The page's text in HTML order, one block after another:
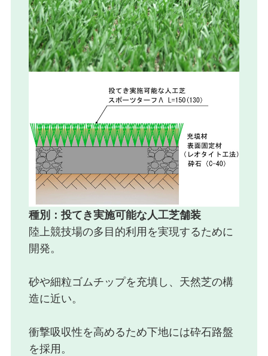
種別：投てき実施可能な人工芝舗装
陸上競技場の多目的利用を実現するために
開発。
砂や細粒ゴムチップを充填し、天然芝の構
造に近い。
衝撃吸収性を高めるため下地には砕石路盤
を採用。